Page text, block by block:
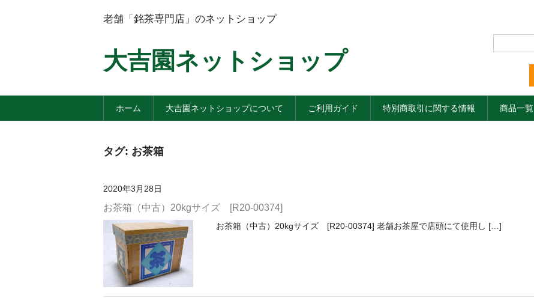
老舗「銘茶専門店」のネットショップ
大吉園ネットショップ
ホーム 大吉園ネットショップについて ご利用ガイド 特別商取引に関する情報 商品一覧
タグ: お茶箱
2020年3月28日
お茶箱（中古）20kgサイズ [R20-00374]
お茶箱（中古）20kgサイズ [R20-00374] 老舗お茶屋で店頭にて使用し […]